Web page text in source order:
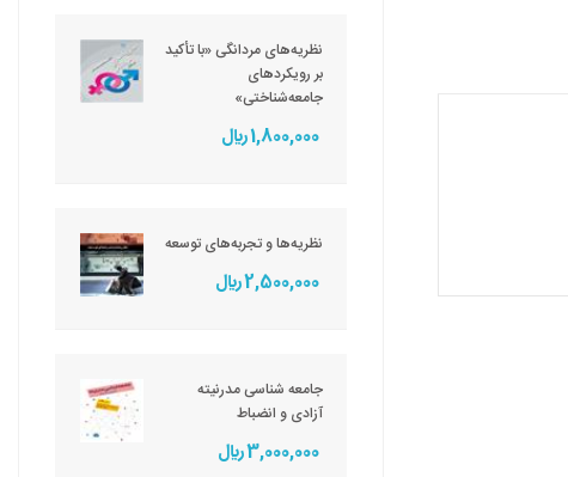
نظریه‌های مردانگی «با تأکید
بر رویکردهای
جامعه‌شناختی»
1,800,000 ريال
نظریه‌ها و تجربه‌های توسعه
2,500,000 ريال
جامعه شناسی مدرنیته
آزادی و انضباط
3,000,000 ريال